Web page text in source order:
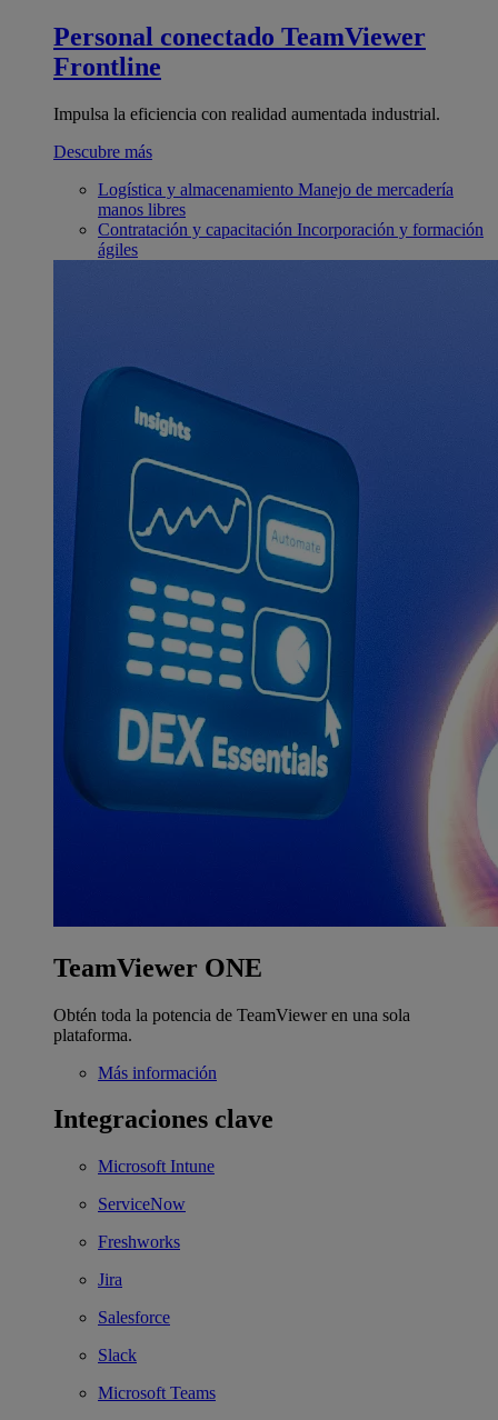
Personal conectado TeamViewer
Frontline
Impulsa la eficiencia con realidad aumentada industrial.
Descubre más
Logística y almacenamiento Manejo de mercadería
manos libres
Contratación y capacitación Incorporación y formación
ágiles
TeamViewer ONE
Obtén toda la potencia de TeamViewer en una sola
plataforma.
Más información
Integraciones clave
Microsoft Intune
ServiceNow
Freshworks
Jira
Salesforce
Slack
Microsoft Teams